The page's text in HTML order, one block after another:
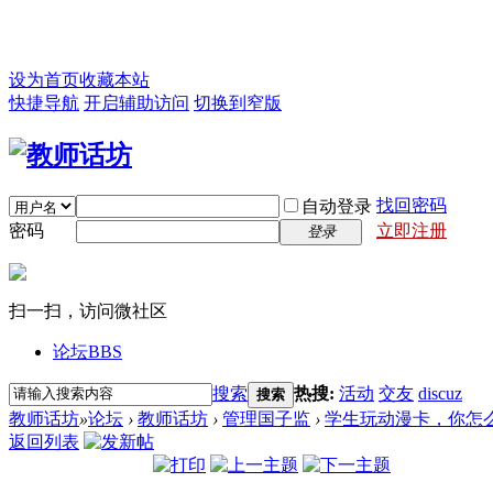
设为首页收藏本站
快捷导航 开启辅助访问 切换到窄版
自动登录 找回密码
密码
登录 立即注册
扫一扫，访问微社区
论坛BBS
搜索 搜索 热搜: 活动 交友 discuz
教师话坊»论坛 › 教师话坊 › 管理国子监 › 学生玩动漫卡，你怎
返回列表